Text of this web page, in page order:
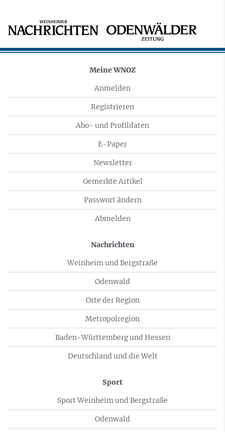
Meine WNOZ
Anmelden
Registrieren
Abo- und Profildaten
E-Paper
Newsletter
Gemerkte Artikel
Passwort ändern
Abmelden
Nachrichten
Weinheim und Bergstraße
Odenwald
Orte der Region
Metropolregion
Baden-Württemberg und Hessen
Deutschland und die Welt
Sport
Sport Weinheim und Bergstraße
Odenwald